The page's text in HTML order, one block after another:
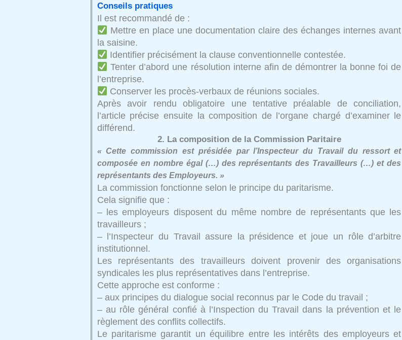
Conseils pratiques
Il est recommandé de :
Mettre en place une documentation claire des échanges internes avant
la saisine.
Identifier précisément la clause conventionnelle contestée.
Tenter d’abord une résolution interne afin de démontrer la bonne foi de
l’entreprise.
Conserver les procès-verbaux de réunions sociales.
Après avoir rendu obligatoire une tentative préalable de conciliation,
l’article précise ensuite la composition de l’organe chargé d’examiner le
différend.
2. La composition de la Commission Paritaire
« Cette commission est présidée par l’Inspecteur du Travail du ressort et
composée en nombre égal (…) des représentants des Travailleurs (…) et des
représentants des Employeurs. »
La commission fonctionne selon le principe du paritarisme.
Cela signifie que :
– les employeurs disposent du même nombre de représentants que les
travailleurs ;
– l’Inspecteur du Travail assure la présidence et joue un rôle d’arbitre
institutionnel.
Les représentants des travailleurs doivent provenir des organisations
syndicales les plus représentatives dans l’entreprise.
Cette approche est conforme :
– aux principes du dialogue social reconnus par le Code du travail ;
– au rôle général confié à l’Inspection du Travail dans la prévention et le
règlement des conflits collectifs.
Le paritarisme garantit un équilibre entre les intérêts des employeurs et